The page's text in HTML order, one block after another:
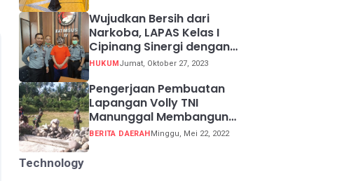
Wujudkan Bersih dari
Narkoba, LAPAS Kelas I
Cipinang Sinergi dengan
Kepolisian Resor Metro
HUKUMJumat, Oktober 27, 2023
Pengerjaan Pembuatan
Lapangan Volly TNI
Manunggal Membangun
Desa (TMMD) ke 113
BERITA DAERAHMinggu, Mei 22, 2022
Technology